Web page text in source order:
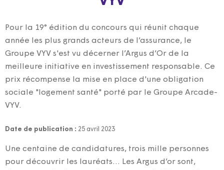
Pour la 19° édition du concours qui réunit chaque
année les plus grands acteurs de l’assurance, le
Groupe VYV s'est vu décerner l’Argus d’Or de la
meilleure initiative en investissement responsable. Ce
prix récompense la mise en place d'une obligation
sociale "logement santé" porté par le Groupe Arcade-
VYV.
Date de publication : 25 avril 2023
Une centaine de candidatures, trois mille personnes
pour découvrir les lauréats… Les Argus d’or sont,